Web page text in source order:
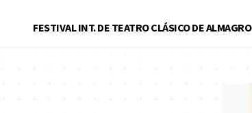
FESTIVAL INT. DE TEATRO CLÁSICO DE ALMAGRO